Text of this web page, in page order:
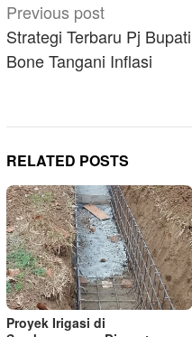
Post
navigation
Previous post
Strategi Terbaru Pj Bupati
Bone Tangani Inflasi
RELATED POSTS
Proyek Irigasi di